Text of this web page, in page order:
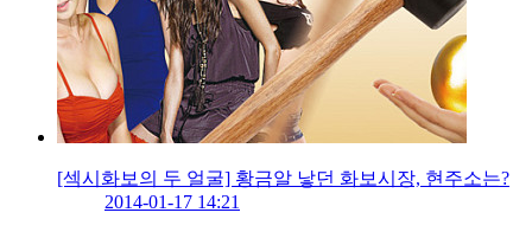
[섹시화보의 두 얼굴] 황금알 낳던 화보시장, 현주소는?
2014-01-17 14:21